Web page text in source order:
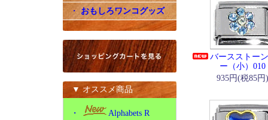
・ おもしろワンコグッズ
▼ オススメ商品
・
Alphabets R
バースストー
ー（小）010
935円(税85円)